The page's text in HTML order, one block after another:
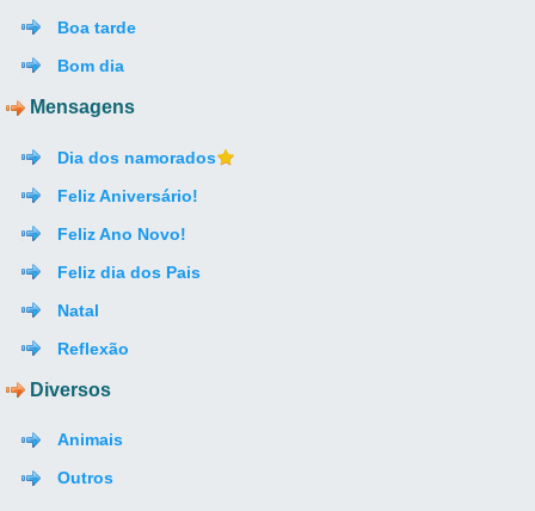
Boa tarde
Bom dia
Mensagens
Dia dos namorados
Feliz Aniversário!
Feliz Ano Novo!
Feliz dia dos Pais
Natal
Reflexão
Diversos
Animais
Outros